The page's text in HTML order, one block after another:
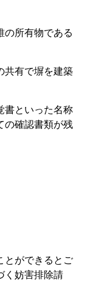
の所有物である
共有で塀を建築
書といった名称
の確認書類が残
とができるとご
く妨害排除請